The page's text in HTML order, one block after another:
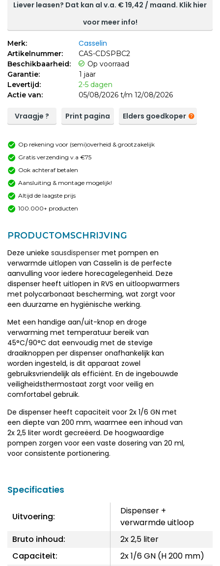
Liever leasen? Dat kan al v.a. €19,42 / maand. Klik hier
voor meer info!
Merk: Casselin
Artikelnummer:
CAS-CDSPBC2
Beschikbaarheid:
Op voorraad
Garantie:
1 jaar
Levertijd:
2-5 dagen
Actie van:
05/08/2026 t/m 12/08/2026
Vraagje ? Print pagina Elders goedkoper
Op rekening voor (semi)overheid & grootzakelijk
Gratis verzending v.a €75
Ook achteraf betalen
Aansluiting & montage mogelijk!
Altijd de laagste prijs
100.000+ producten
PRODUCTOMSCHRIJVING
Deze unieke sausdispenser met pompen en
verwarmde uitlopen van Casselin is de perfecte
aanvulling voor iedere horecagelegenheid. Deze
dispenser heeft uitlopen in RVS en uitloopwarmers
met polycarbonaat bescherming, wat zorgt voor
een duurzame en hygiënische werking.
Met een handige aan/uit-knop en droge
verwarming met temperatuur bereik van
45°C/90°C dat eenvoudig met de stevige
draaiknoppen per dispenser onafhankelijk kan
worden ingesteld, is dit apparaat zowel
gebruiksvriendelijk als efficiënt. En de ingebouwde
veiligheidsthermostaat zorgt voor veilig en
comfortabel gebruik.
De dispenser heeft capaciteit voor 2x 1/6 GN met
een diepte van 200 mm, waarmee een inhoud van
2x 2,5 liter wordt gecreëerd. De hoogwaardige
pompen zorgen voor een vaste dosering van 20 ml,
voor consistente portionering.
Specificaties
Uitvoering:
Dispenser +
verwarmde uitloop
Bruto inhoud:
2x 2,5 liter
Capaciteit:
2x 1/6 GN (H 200 mm)